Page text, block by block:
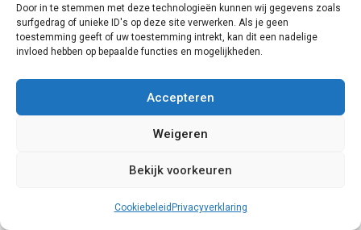
Door in te stemmen met deze technologieën kunnen wij gegevens zoals
surfgedrag of unieke ID's op deze site verwerken. Als je geen
toestemming geeft of uw toestemming intrekt, kan dit een nadelige
invloed hebben op bepaalde functies en mogelijkheden.
Accepteren
Weigeren
Bekijk voorkeuren
Cookiebeleid Privacyverklaring
deurprofielen is Knipping. Dit Duitse